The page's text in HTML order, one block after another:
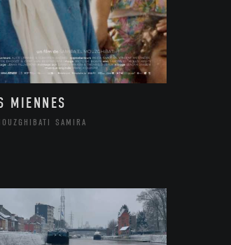
MIENNES
SAMIRA